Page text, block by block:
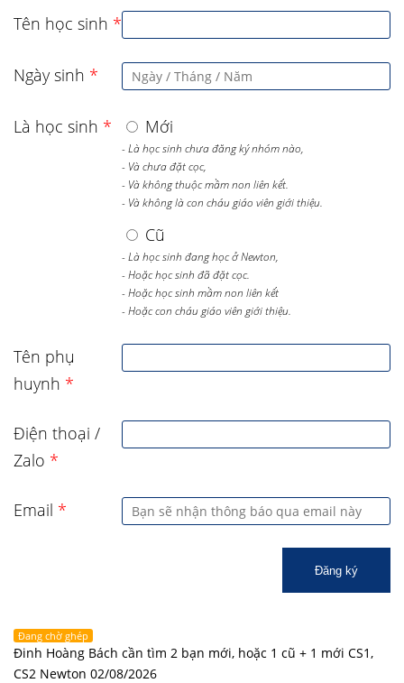
Tên học sinh *
Ngày sinh *
Là học sinh * Mới
- Là học sinh chưa đăng ký nhóm nào,
- Và chưa đặt cọc,
- Và không thuộc mầm non liên kết.
- Và không là con cháu giáo viên giới thiệu.
Cũ
- Là học sinh đang học ở Newton,
- Hoặc học sinh đã đặt cọc.
- Hoặc học sinh mầm non liên kết
- Hoặc con cháu giáo viên giới thiệu.
Tên phụ
huynh *
Điện thoại /
Zalo *
Email *
Đăng ký
Đang chờ ghép
Đinh Hoàng Bách cần tìm 2 bạn mới, hoặc 1 cũ + 1 mới CS1,
CS2 Newton 02/08/2026